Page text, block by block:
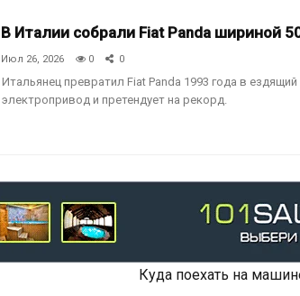
В Италии собрали Fiat Panda шириной
Июл 26, 2026 0 0
Итальянец превратил Fiat Panda 1993 года в
электропривод и претендует на рекорд.
Куда поехать на